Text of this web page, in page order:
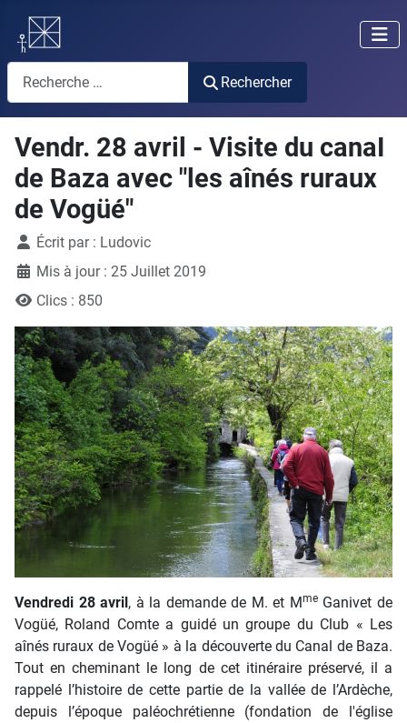
Rechercher
Rechercher
Vendr. 28 avril - Visite du canaI
de Baza avec "les aînés ruraux
de Vogüé"
DétailsÉcrit par : Ludovic
Mis à jour : 25 Juillet 2019
Clics : 850
Vendredi 28 avril , à la demande de M. et MmeGanivet de
Vogüé, Roland Comte a guidé un groupe du Club « Les
aînés ruraux de Vogüé » à la découverte du Canal de Baza.
Tout en cheminant le long de cet itinéraire préservé, il a
rappelé l’histoire de cette partie de la vallée de l’Ardèche,
depuis l’époque paléochrétienne (fondation de l'église